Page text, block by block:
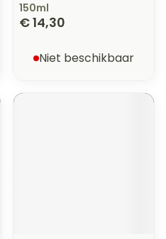
150ml
€ 14,30
Niet beschikbaar